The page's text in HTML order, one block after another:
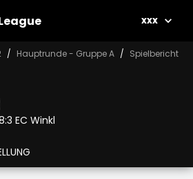
xxx
Hauptrunde - Gruppe A Spielbericht
EC Winkl